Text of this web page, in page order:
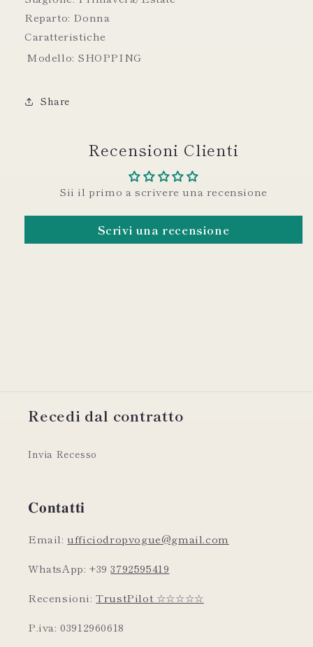
Reparto: Donna
Caratteristiche
Modello: SHOPPING
Share
Recensioni Clienti
Sii il primo a scrivere una recensione
Scrivi una recensione
Recedi dal contratto
Invia Recesso
𝐂𝐨𝐧𝐭𝐚𝐭𝐭𝐢
Email:ufficiodropvogue@gmail.com
WhatsApp: +393792595419
Recensioni:TrustPilot ☆☆☆☆☆
P.iva: 03912960618